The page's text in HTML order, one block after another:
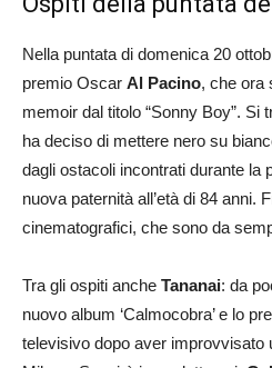
Nella puntata di domenica 20
premio Oscar Al Pacino, che ora
memoir dal titolo “Sonny Boy”. Si
ha deciso di mettere nero su
dagli ostacoli incontrati durante la
nuova paternità all’età di 84 anni.
cinematografici, che sono da
Tra gli ospiti anche Tananai: da
nuovo album ‘Calmocobra’ e lo
televisivo dopo aver improvvisato